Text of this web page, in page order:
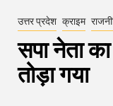
उत्तर प्रदेश क्राइम
सपा नेता
तोड़ा गया